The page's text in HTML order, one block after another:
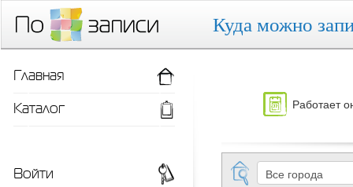
Куда можно
Работает
Главная
Каталог
Войти